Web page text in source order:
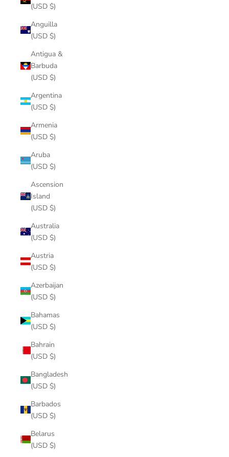
(USD $)
Anguilla
(USD $)
Antigua &
Barbuda
(USD $)
Argentina
(USD $)
Armenia
(USD $)
Aruba
(USD $)
Ascension
Island
(USD $)
Australia
(USD $)
Austria
(USD $)
Azerbaijan
(USD $)
Bahamas
(USD $)
Bahrain
(USD $)
Bangladesh
(USD $)
Barbados
(USD $)
Belarus
(USD $)